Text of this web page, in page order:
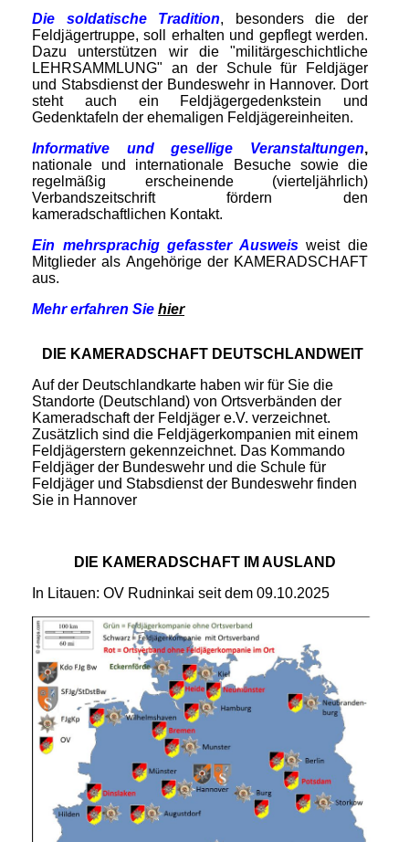
Die soldatische Tradition, besonders die der
Feldjägertruppe, soll erhalten und gepflegt werden.
Dazu unterstützen wir die "militärgeschichtliche
LEHRSAMMLUNG" an der Schule für Feldjäger
und Stabsdienst der Bundeswehr in Hannover. Dort
steht auch ein Feldjägergedenkstein und
Gedenktafeln der ehemaligen Feldjägereinheiten.
Informative
und gesellige Veranstaltungen,
nationale und internationale Besuche sowie die
regelmäßig erscheinende (vierteljährlich)
Verbandszeitschrift fördern den
kameradschaftlichen Kontakt.
Ein mehrsprachig gefasster Ausweis weist die
Mitglieder als Angehörige der KAMERADSCHAFT
aus.
Mehr erfahren Sie hier
DIE KAMERADSCHAFT DEUTSCHLANDWEIT
Auf der Deutschlandkarte haben wir für Sie die
Standorte (Deutschland) von Ortsverbänden der
Kameradschaft der Feldjäger e.V. verzeichnet.
Zusätzlich sind die Feldjägerkompanien mit einem
Feldjägerstern gekennzeichnet. Das Kommando
Feldjäger der Bundeswehr und die Schule für
Feldjäger und Stabsdienst der Bundeswehr finden
Sie in Hannover
DIE KAMERADSCHAFT IM AUSLAND
In Litauen: OV Rudninkai seit dem 09.10.2025